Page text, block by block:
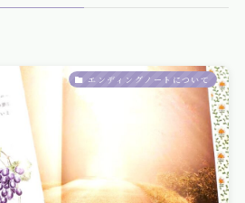
エンディングノートについて